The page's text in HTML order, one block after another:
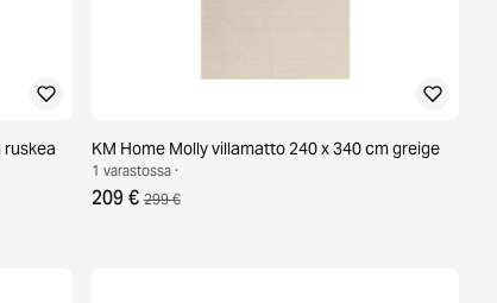
ruskea KM Home Molly villamatto 240 x 340 cm greige
1 varastossa ·
209 € 299 €